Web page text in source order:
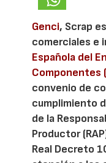
Genci, Scrap
comerciales e
Española del
Componentes
convenio de
cumplimiento
de la
Productor
Real Decreto